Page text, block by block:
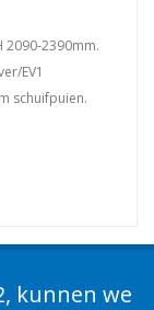
2090-2390mm.
EV1
schuifpuien.
kunnen we